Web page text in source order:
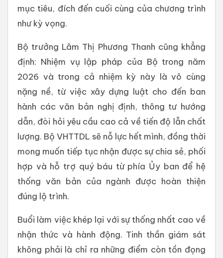
mục tiêu, đích đến cuối cùng của chương trình
như kỳ vọng.
Bộ trưởng Lâm Thị Phương Thanh cũng khẳng
định: Nhiệm vụ lập pháp của Bộ trong năm
2026 và trong cả nhiệm kỳ này là vô cùng
nặng nề, từ việc xây dựng luật cho đến ban
hành các văn bản nghị định, thông tư hướng
dẫn, đòi hỏi yêu cầu cao cả về tiến độ lẫn chất
lượng. Bộ VHTTDL sẽ nỗ lực hết mình, đồng thời
mong muốn tiếp tục nhận được sự chia sẻ, phối
hợp và hỗ trợ quý báu từ phía Ủy ban để hệ
thống văn bản của ngành được hoàn thiện
đúng lộ trình.
Buổi làm việc khép lại với sự thống nhất cao về
nhận thức và hành động. Tinh thần giám sát
không phải là chỉ ra những điểm còn tồn đọng